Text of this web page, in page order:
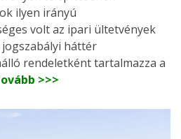
ilyen irányú
volt az ipari ültetvények
háttér
rendeletként tartalmazza a
>>>